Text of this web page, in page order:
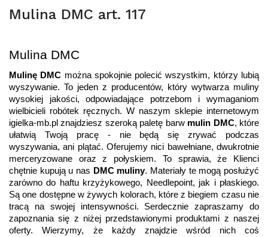
Mulina DMC art. 117
Mulina DMC
Mulinę DMC można spokojnie polecić wszystkim, którzy lubią
wyszywanie. To jeden z producentów, który wytwarza muliny
wysokiej jakości, odpowiadające potrzebom i wymaganiom
wielbicieli robótek ręcznych. W naszym sklepie internetowym
igielka-mb.pl znajdziesz szeroką paletę barw mulin DMC, które
ułatwią Twoją pracę - nie będą się zrywać podczas
wyszywania, ani plątać. Oferujemy nici bawełniane, dwukrotnie
merceryzowane oraz z połyskiem. To sprawia, że Klienci
chętnie kupują u nas DMC muliny. Materiały te mogą posłużyć
zarówno do haftu krzyżykowego, Needlepoint, jak i płaskiego.
Są one dostępne w żywych kolorach, które z biegiem czasu nie
tracą na swojej intensywności. Serdecznie zapraszamy do
zapoznania się z niżej przedstawionymi produktami z naszej
oferty. Wierzymy, że każdy znajdzie wśród nich coś